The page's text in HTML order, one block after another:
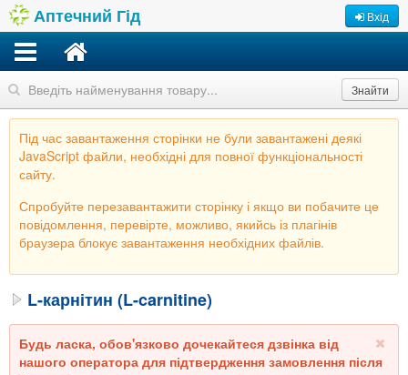
Аптечний Гід Вхід
Знайти
Під час завантаження сторінки не були завантажені деякі
JavaScript файли, необхідні для повної функціональності
сайту.
Спробуйте перезавантажити сторінку і якщо ви побачите це
повідомлення, перевірте, можливо, якийсь із плагінів
браузера блокує завантаження необхідних файлів.
L-карнітин (L-carnitine)
Будь ласка, обов'язково дочекайтеся дзвінка від
нашого оператора для підтвердження замовлення після